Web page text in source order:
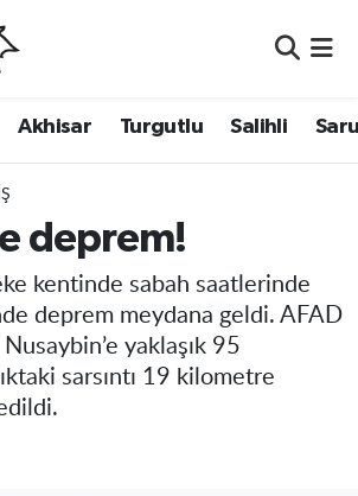
Akhisar Turgutlu Salihli
deprem!
kentinde sabah saatlerinde
deprem meydana geldi. AFAD
yaklaşık 95
sarsıntı 19 kilometre
Eczaneler
Yoğunluk Haritası
Durumu ve Fikstür